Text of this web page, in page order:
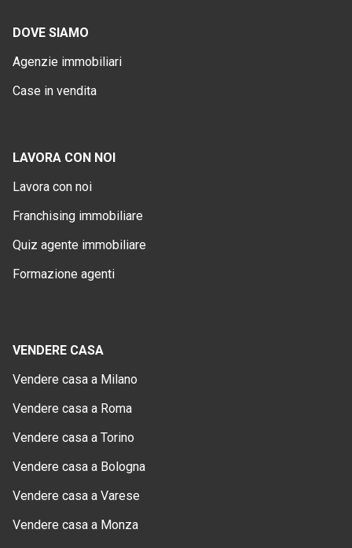
DOVE SIAMO
Agenzie immobiliari
Case in vendita
LAVORA CON NOI
Lavora con noi
Franchising immobiliare
Quiz agente immobiliare
Formazione agenti
VENDERE CASA
Vendere casa a Milano
Vendere casa a Roma
Vendere casa a Torino
Vendere casa a Bologna
Vendere casa a Varese
Vendere casa a Monza